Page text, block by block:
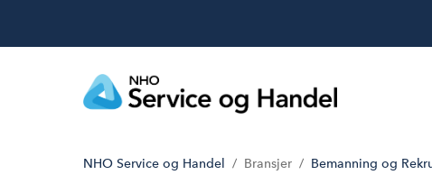
NHO Service og Handel Bransjer Bemanning og